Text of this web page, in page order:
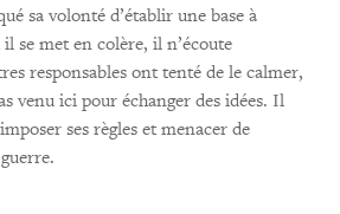
sa volonté d’établir une base à
se met en colère, il n’écoute
responsables ont tenté de le calmer,
venu ici pour échanger des idées. Il
ses règles et menacer de